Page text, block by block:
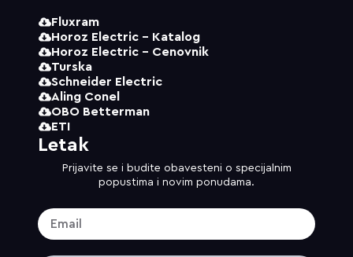
Fluxram
Horoz Electric - Katalog
Horoz Electric - Cenovnik
Turska
Schneider Electric
Aling Conel
OBO Betterman
ETI
Letak
Prijavite se i budite obavesteni o specijalnim
popustima i novim ponudama.